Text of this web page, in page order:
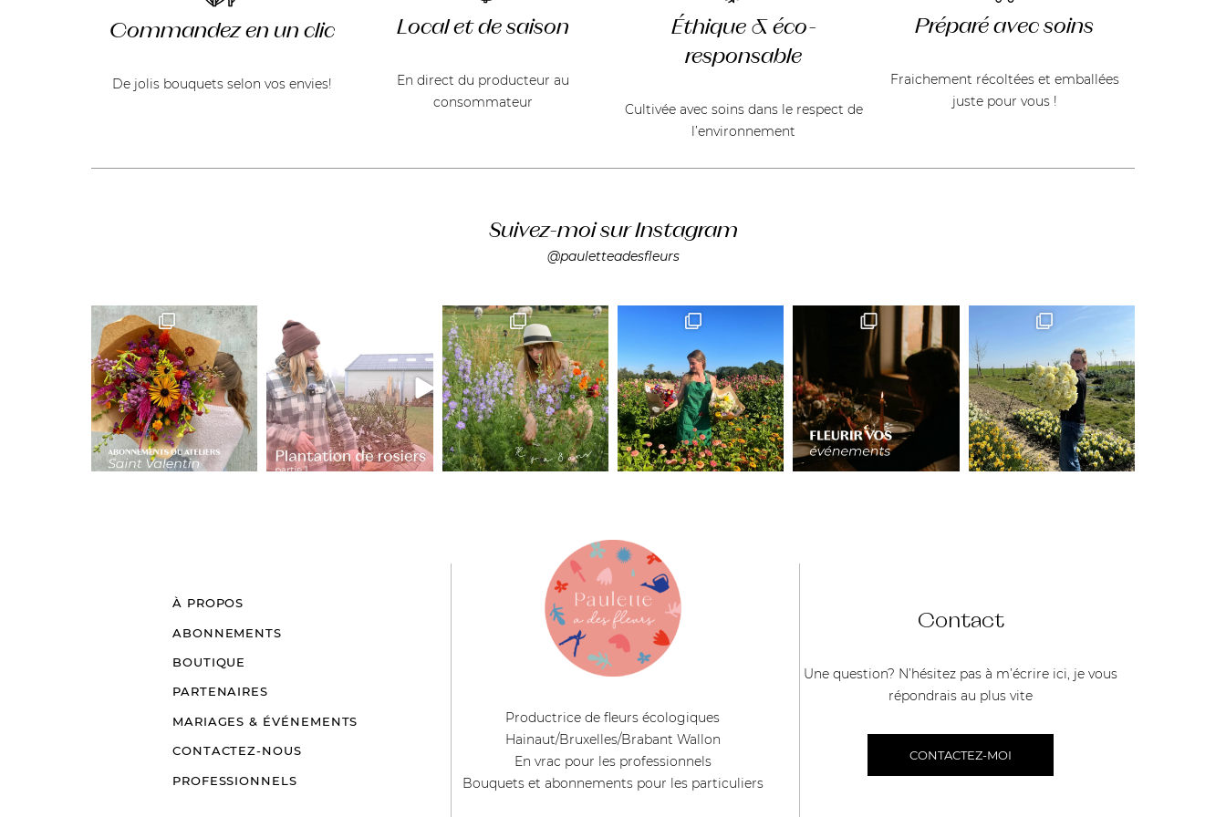
Commandez en un clic
De jolis bouquets selon vos envies!
Local et de saison
En direct du producteur au
consommateur
Éthique & éco-
responsable
Cultivée avec soins dans le respect de
l’environnement
Préparé avec soins
Fraichement récoltées et emballées
juste pour vous !
Suivez-moi sur Instagram
@pauletteadesfleurs
À PROPOS
ABONNEMENTS
BOUTIQUE
PARTENAIRES
MARIAGES & ÉVÉNEMENTS
CONTACTEZ-NOUS
PROFESSIONNELS
Productrice de fleurs écologiques
Hainaut/Bruxelles/Brabant Wallon
En vrac pour les professionnels
Bouquets et abonnements pour les particuliers
Contact
Une question? N’hésitez pas à m’écrire ici, je vous
répondrais au plus vite
CONTACTEZ-MOI